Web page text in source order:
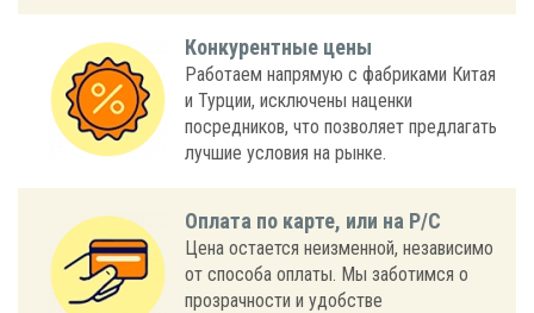
Конкурентные цены
Работаем напрямую с фабриками Китая
и Турции, исключены наценки
посредников, что позволяет предлагать
лучшие условия на рынке.
Оплата по карте, или на Р/С
Цена остается неизменной, независимо
от способа оплаты. Мы заботимся о
прозрачности и удобстве